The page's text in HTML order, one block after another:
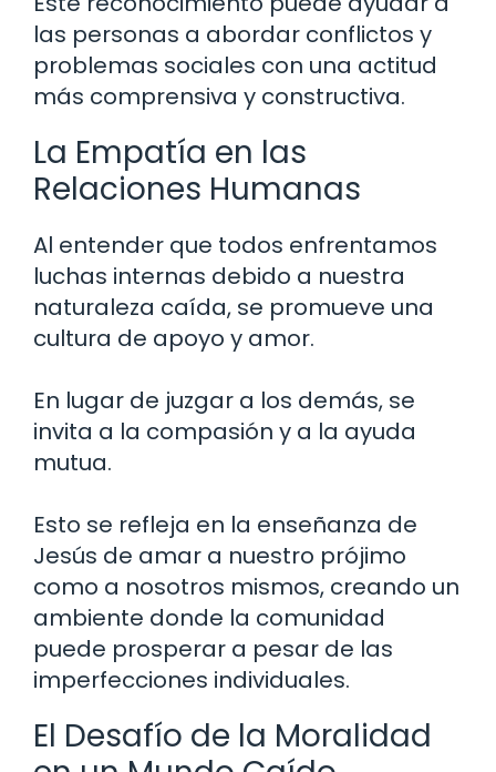
las personas a abordar conflictos y
problemas sociales con una actitud
más comprensiva y constructiva.
La Empatía en las
Relaciones Humanas
Al entender que todos enfrentamos
luchas internas debido a nuestra
naturaleza caída, se promueve una
cultura de apoyo y amor.
En lugar de juzgar a los demás, se
invita a la compasión y a la ayuda
mutua.
Esto se refleja en la enseñanza de
Jesús de amar a nuestro prójimo
como a nosotros mismos, creando un
ambiente donde la comunidad
puede prosperar a pesar de las
imperfecciones individuales.
El Desafío de la Moralidad